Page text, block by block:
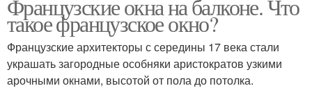
Французские окна на балконе. Что
такое французское окно?
Французские архитекторы с середины 17 века стали
украшать загородные особняки аристократов узкими
арочными окнами, высотой от пола до потолка.